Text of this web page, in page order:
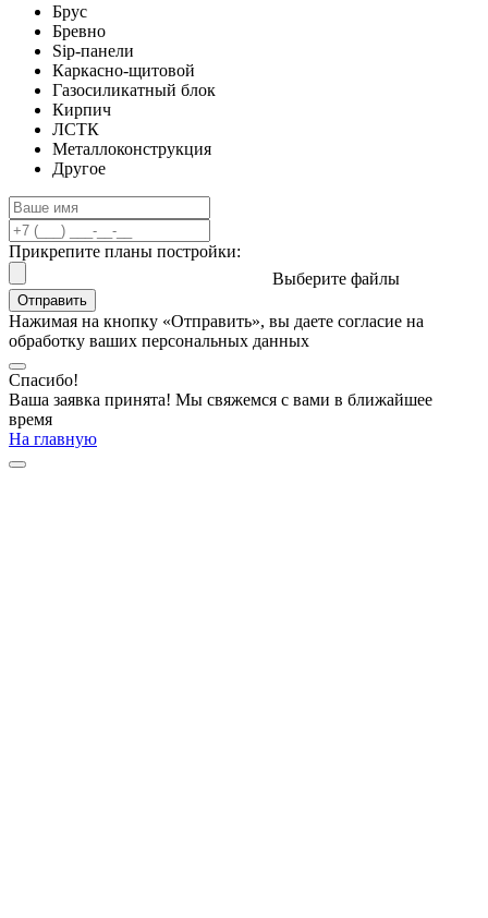
Брус
Бревно
Sip-панели
Каркасно-щитовой
Газосиликатный блок
Кирпич
ЛСТК
Металлоконструкция
Другое
Прикрепите планы постройки:
Выберите файлы
Отправить
Нажимая на кнопку «Отправить», вы даете согласие на
обработку ваших персональных данных
Спасибо!
Ваша заявка принята! Мы свяжемся с вами в ближайшее
время
На главную